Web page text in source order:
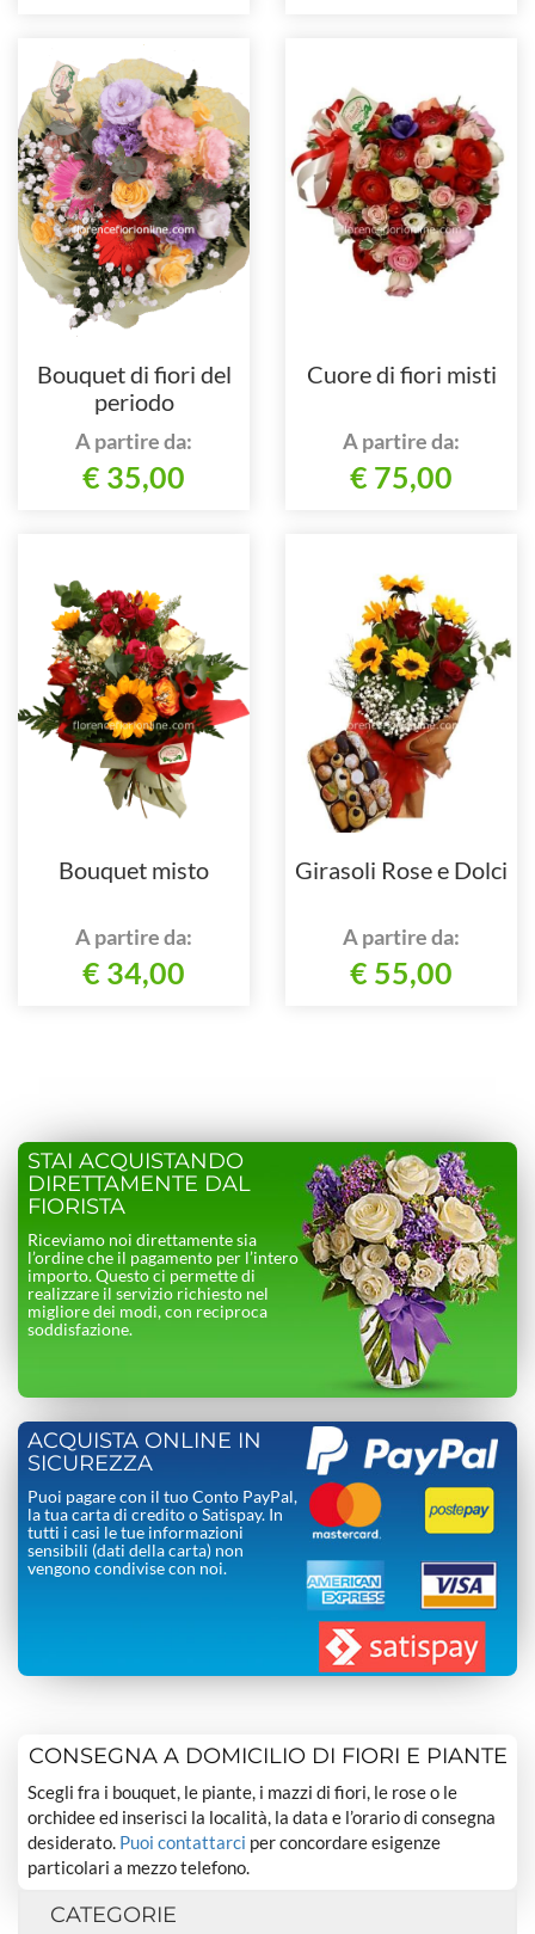
Bouquet di fiori del
periodo
A partire da:
€ 35,00
Cuore di fiori misti
A partire da:
€ 75,00
Bouquet misto
A partire da:
€ 34,00
Girasoli Rose e Dolci
A partire da:
€ 55,00
STAI ACQUISTANDO
DIRETTAMENTE DAL
FIORISTA
Riceviamo noi direttamente sia
l’ordine che il pagamento per l’intero
importo. Questo ci permette di
realizzare il servizio richiesto nel
migliore dei modi, con reciproca
soddisfazione.
ACQUISTA ONLINE IN
SICUREZZA
Puoi pagare con il tuo Conto PayPal,
la tua carta di credito o Satispay. In
tutti i casi le tue informazioni
sensibili (dati della carta) non
vengono condivise con noi.
CONSEGNA A DOMICILIO DI FIORI E PIANTE
Scegli fra i bouquet, le piante, i mazzi di fiori, le rose o le
orchidee ed inserisci la località, la data e l’orario di consegna
desiderato. Puoi contattarci per concordare esigenze
particolari a mezzo telefono.
CATEGORIE